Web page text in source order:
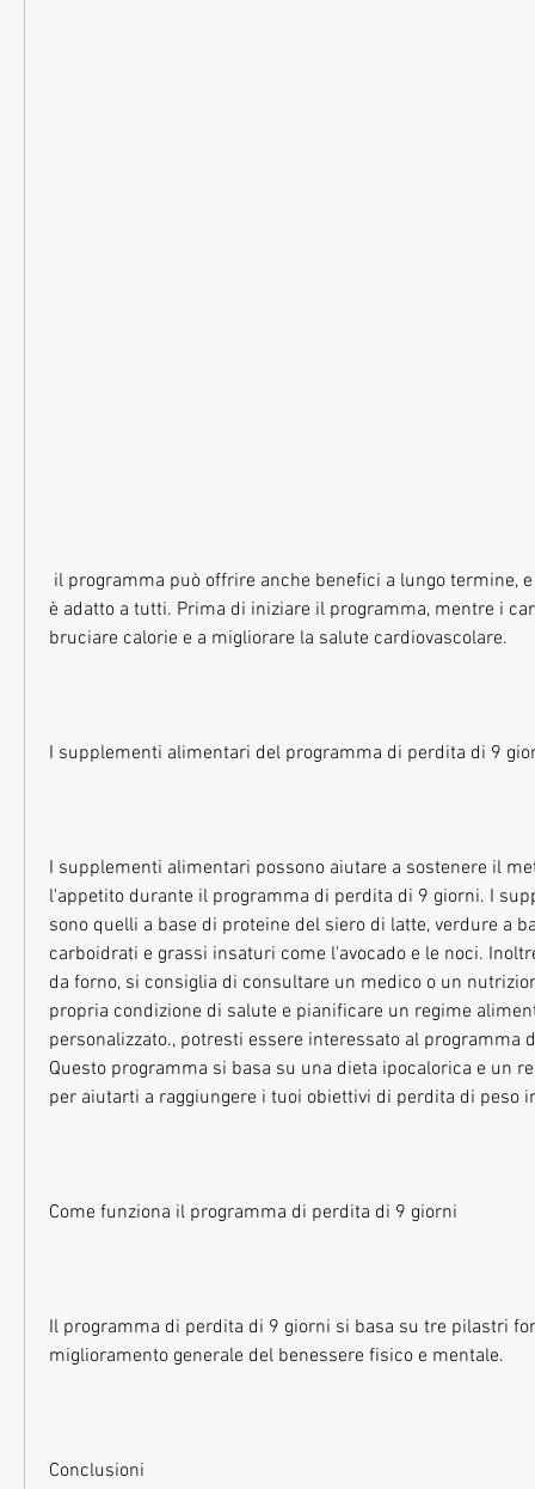
è adatto a tutti. Prima di iniziare il programma, mentre i
bruciare calorie e a migliorare la salute cardiovascolare.
I supplementi alimentari del programma di perdita di 9
I supplementi alimentari possono aiutare a sostenere il
l'appetito durante il programma di perdita di 9 giorni. I
sono quelli a base di proteine del siero di latte, verdure a
carboidrati e grassi insaturi come l'avocado e le noci.
da forno, si consiglia di consultare un medico o un
propria condizione di salute e pianificare un regime
personalizzato., potresti essere interessato al programma
Questo programma si basa su una dieta ipocalorica e un
per aiutarti a raggiungere i tuoi obiettivi di perdita di peso
Come funziona il programma di perdita di 9 giorni
Il programma di perdita di 9 giorni si basa su tre pilastri
miglioramento generale del benessere fisico e mentale.
Conclusioni